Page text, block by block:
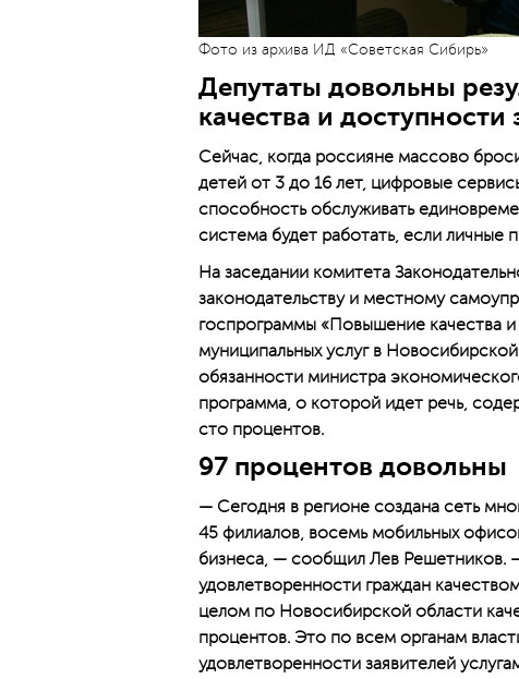
Фото из архива ИД «Советская Сибирь»
Депутаты довольны
качества и доступности
Сейчас, когда россияне массово
детей от 3 до 16 лет, цифровые
способность обслуживать
система будет работать, если личные
На заседании комитета
законодательству и местному
госпрограммы «Повышение качества
муниципальных услуг в
обязанности министра
программа, о которой идет речь,
сто процентов.
97 процентов довольны
— Сегодня в регионе создана сеть
45 филиалов, восемь мобильных
бизнеса, — сообщил Лев Решетников.
удовлетворенности граждан
целом по Новосибирской области
процентов. Это по всем органам
удовлетворенности заявителей